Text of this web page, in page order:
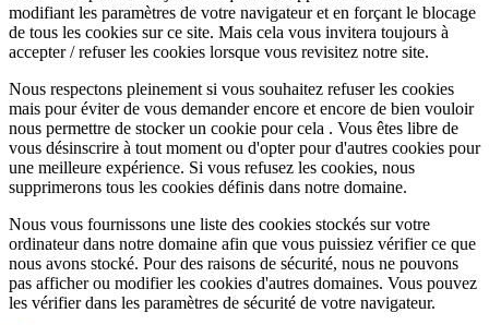
modifiant les paramètres de votre navigateur et en forçant le blocage
de tous les cookies sur ce site. Mais cela vous invitera toujours à
accepter / refuser les cookies lorsque vous revisitez notre site.
Nous respectons pleinement si vous souhaitez refuser les cookies
mais pour éviter de vous demander encore et encore de bien vouloir
nous permettre de stocker un cookie pour cela . Vous êtes libre de
vous désinscrire à tout moment ou d'opter pour d'autres cookies pour
une meilleure expérience. Si vous refusez les cookies, nous
supprimerons tous les cookies définis dans notre domaine.
Nous vous fournissons une liste des cookies stockés sur votre
ordinateur dans notre domaine afin que vous puissiez vérifier ce que
nous avons stocké. Pour des raisons de sécurité, nous ne pouvons
pas afficher ou modifier les cookies d'autres domaines. Vous pouvez
les vérifier dans les paramètres de sécurité de votre navigateur.